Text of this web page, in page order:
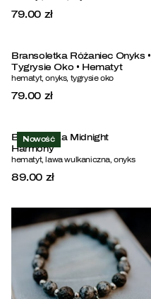
79.00 zł
Bransoletka Różaniec Onyks •
Tygrysie Oko • Hematyt
hematyt, onyks, tygrysie oko
79.00 zł
Nowość
Bransoletka Midnight
Harmony
hematyt, lawa wulkaniczna, onyks
89.00 zł